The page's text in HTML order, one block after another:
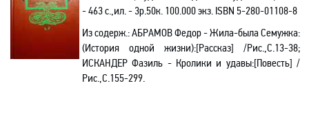
- 463 с.,ил. - 3р.50к. 100.000 экз. ISBN 5-280-01108-8
Из содерж.:АБРАМОВ Федор - Жила-была Семужка:
(История одной жизни):[Рассказ] /Рис.,С.13-38;
ИСКАНДЕР Фазиль - Кролики и удавы:[Повесть] /
Рис.,С.155-299.